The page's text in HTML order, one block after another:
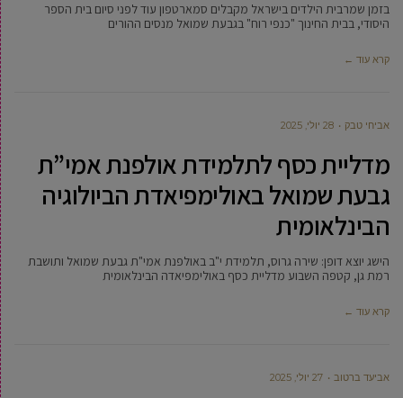
בזמן שמרבית הילדים בישראל מקבלים סמארטפון עוד לפני סיום בית הספר
היסודי, בבית החינוך "כנפי רוח" בגבעת שמואל מנסים ההורים
קרא עוד ←
אביחי טבק 28 יולי, 2025
מדליית כסף לתלמידת אולפנת אמי”ת
גבעת שמואל באולימפיאדת הביולוגיה
הבינלאומית
הישג יוצא דופן: שירה גרוס, תלמידת י"ב באולפנת אמי"ת גבעת שמואל ותושבת
רמת גן, קטפה השבוע מדליית כסף באולימפיאדה הבינלאומית
קרא עוד ←
אביעד ברטוב 27 יולי, 2025